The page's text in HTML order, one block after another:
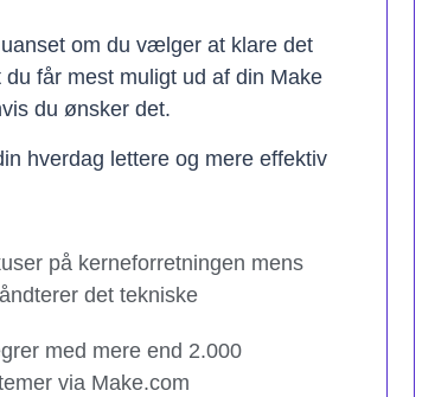
om du vælger at klare det
får mest muligt ud af din Make
du ønsker det.
hverdag lettere og mere effektiv
på kerneforretningen mens
det tekniske​
med mere end 2.000
via Make.com